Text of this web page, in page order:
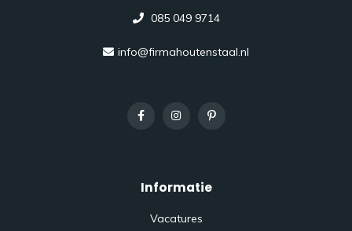
085 049 9714
info@firmahoutenstaal.nl
Informatie
Vacatures